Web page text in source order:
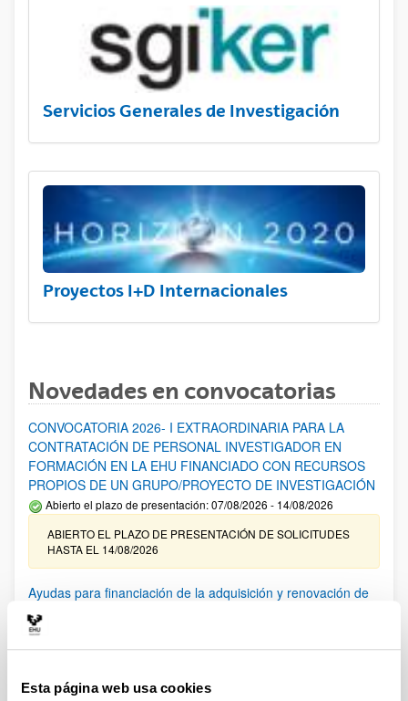
Esta página web usa cookies
Servicios Generales de Investigación
Proyectos I+D Internacionales
Novedades en convocatorias
CONVOCATORIA 2026- I EXTRAORDINARIA PARA LA
CONTRATACIÓN DE PERSONAL INVESTIGADOR EN
FORMACIÓN EN LA EHU FINANCIADO CON RECURSOS
PROPIOS DE UN GRUPO/PROYECTO DE INVESTIGACIÓN
Abierto el plazo de presentación: 07/08/2026 - 14/08/2026
ABIERTO EL PLAZO DE PRESENTACIÓN DE SOLICITUDES
HASTA EL 14/08/2026
Ayudas para financiación de la adquisición y renovación de
infraestructura científica y fondos bibliográficos en la
UPV/EHU 2026
Trámite abierto
25/03/2026: Corrección de errores del listado provisional de
solicitudes admitidas y excluidas. 23/03/2026: Relación